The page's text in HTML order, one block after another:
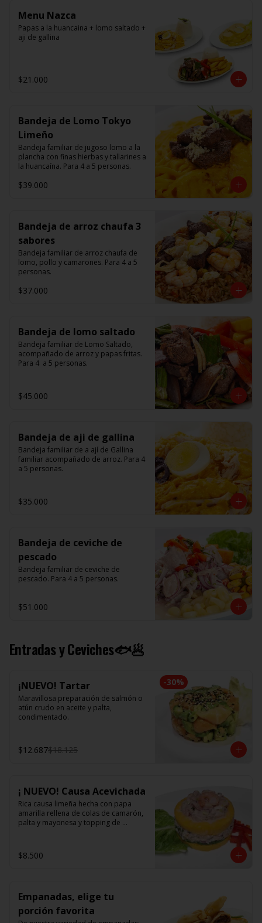
Menu Nazca
Papas a la huancaina + lomo saltado +
aji de gallina
$21.000
Bandeja de Lomo Tokyo
Limeño
Bandeja familiar de jugoso lomo a la
plancha con finas hierbas y tallarines a
la huancaína. Para 4 a 5 personas.
$39.000
Bandeja de arroz chaufa 3
sabores
Bandeja familiar de arroz chaufa de
lomo, pollo y camarones. Para 4 a 5
personas.
$37.000
Bandeja de lomo saltado
Bandeja familiar de Lomo Saltado,
acompañado de arroz y papas fritas.
Para 4  a 5 personas.
$45.000
Bandeja de aji de gallina
Bandeja familiar de a ají de Gallina
familiar acompañado de arroz. Para 4
a 5 personas.
$35.000
Bandeja de ceviche de
pescado
Bandeja familiar de ceviche de
pescado. Para 4 a 5 personas.
$51.000
Entradas y Ceviches🐟🥟
-30%
¡NUEVO! Tartar
Maravillosa preparación de salmón o
atún crudo en aceite y palta,
condimentado.
$12.687$18.125
¡ NUEVO! Causa Acevichada
Rica causa limeña hecha con papa
amarilla rellena de colas de camarón,
palta y mayonesa y topping de
$8.500
Empanadas, elige tu
porción favorita